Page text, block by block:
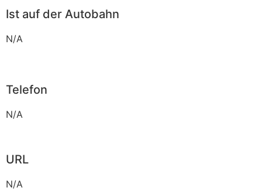
Ist auf der Autobahn
N/A
Telefon
N/A
URL
N/A